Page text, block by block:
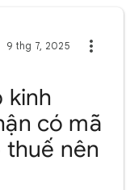
9 thg 7, 2025
kinh
có mã
nên